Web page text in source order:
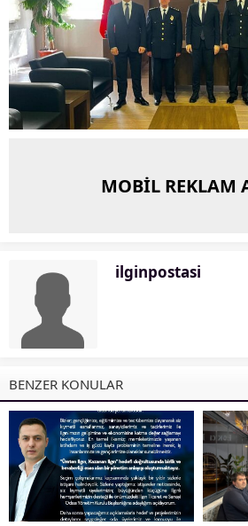
MOBİL REKLAM
ilginpostasi
BENZER KONULAR